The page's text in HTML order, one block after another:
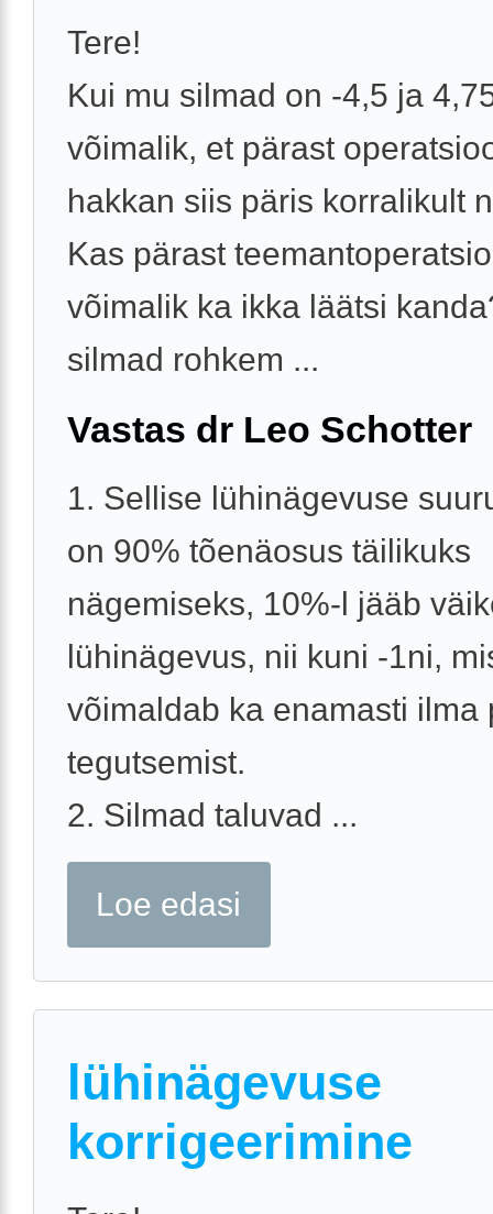
Tere!
Kui mu silmad on -4,5 ja
võimalik, et pärast
hakkan siis päris korralikult
Kas pärast
võimalik ka ikka läätsi
silmad rohkem ...
Vastas dr Leo Schotter
1. Sellise lühinägevuse
on 90% tõenäosus täilikuks
nägemiseks, 10%-l jääb
lühinägevus, nii kuni -1ni,
võimaldab ka enamasti ilma
tegutsemist.
2. Silmad taluvad ...
Loe edasi
lühinägevuse
korrigeerimine